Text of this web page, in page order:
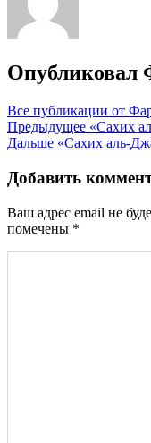
Опубликовал
Все публикации от
Навигация
по
записям
Предыдущее «Сахих
Дальше «Сахих аль-
Добавить
Ваш адрес email не
помечены *